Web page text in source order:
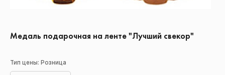
Медаль подарочная на ленте "Лучший свекор"
Тип цены: Розница